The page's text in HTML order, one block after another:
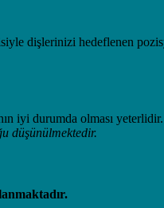
dişlerinizi hedeflenen
iyi durumda olması
düşünülmektedir.